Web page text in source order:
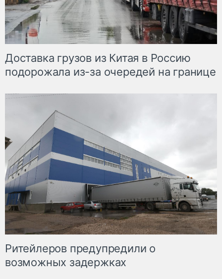
Доставка грузов из Китая в Россию
подорожала из-за очередей на границе
Ритейлеров предупредили о
возможных задержках